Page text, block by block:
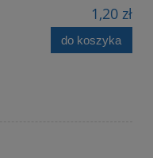
1,20 zł
do koszyka